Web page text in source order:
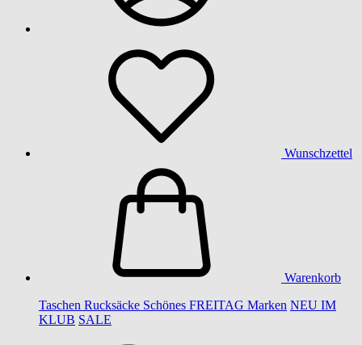
Wunschzettel
Warenkorb
Taschen Rucksäcke Schönes FREITAG Marken NEU IM
KLUB SALE